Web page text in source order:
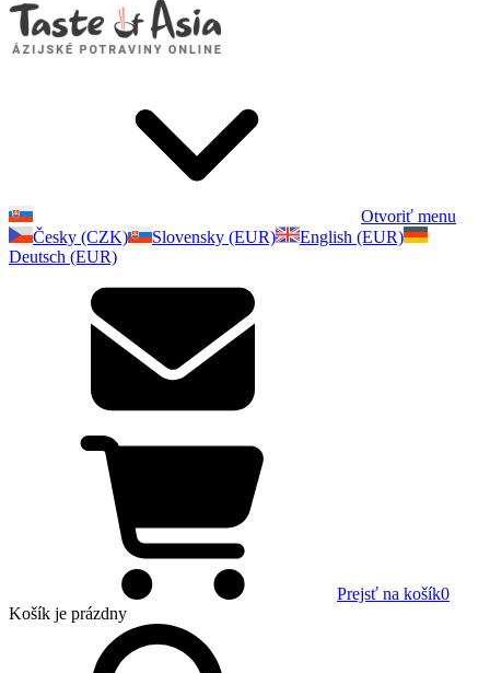
Otvoriť menu
Česky (CZK)
Slovensky (EUR)
English (EUR)
Deutsch (EUR)
Prejsť na košík0
Košík je prázdny